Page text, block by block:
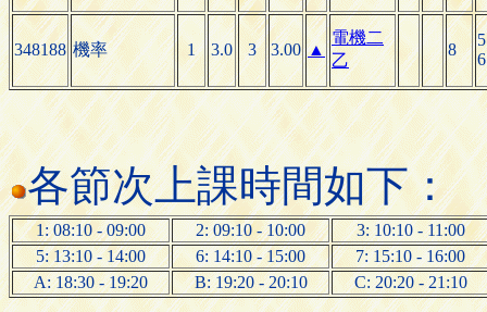
348188 機率 1 3.0 3 3.00 ▲
電機二
乙
8
5
6
各節次上課時間如下：
1: 08:10 - 09:00 2: 09:10 - 10:00
3: 10:10 - 11:00
5: 13:10 - 14:00
6: 14:10 - 15:00
7: 15:10 - 16:00
A: 18:30 - 19:20
B: 19:20 - 20:10 C: 20:20 - 21:10